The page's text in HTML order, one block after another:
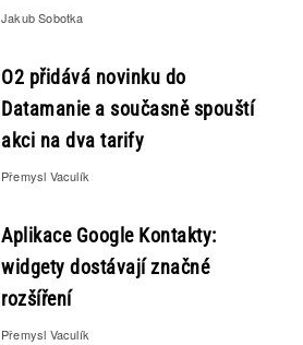
Jakub Sobotka
O2 přidává novinku do
Datamanie a současně spouští
akci na dva tarify
Přemysl Vaculík
Aplikace Google Kontakty:
widgety dostávají značné
rozšíření
Přemysl Vaculík